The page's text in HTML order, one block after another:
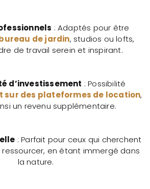
: Adaptés pour être
de jardin, studios ou lofts,
de travail serein et inspirant.
d’investissement : Possibilité
sur des plateformes de location,
un revenu supplémentaire.
: Parfait pour ceux qui cherchent
en étant immergé dans
la nature.